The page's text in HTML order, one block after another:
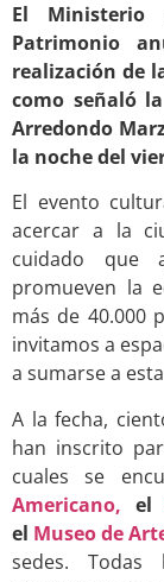
El
Patrimonio
realización de
como señaló
Arredondo
la noche del
El evento
acercar a la
cuidado que
promueven la
más de 40.000
invitamos a
a sumarse a
A la fecha,
han inscrito
cuales se
Americano, el
el Museo de
sedes.